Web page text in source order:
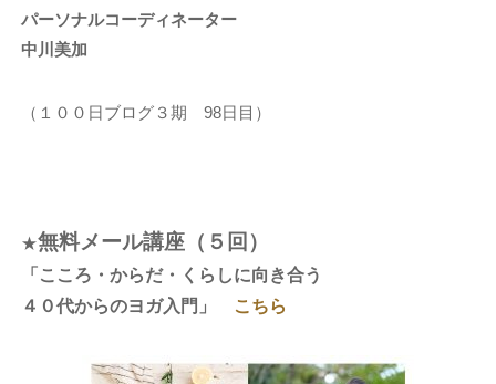
パーソナルコーディネーター
中川美加
（１００日ブログ３期 98日目）
★無料メール講座（５回）
「こころ・からだ・くらしに向き合う
４０代からのヨガ入門」 こちら